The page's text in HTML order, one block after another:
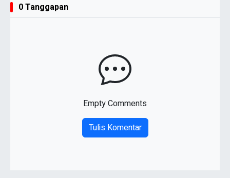
0 Tanggapan
Empty Comments
Tulis Komentar